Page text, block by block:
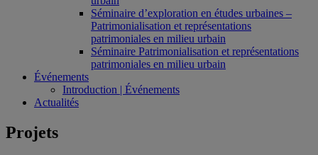
Séminaire d’exploration en études urbaines –
Patrimonialisation et représentations
patrimoniales en milieu urbain
Séminaire Patrimonialisation et représentations
patrimoniales en milieu urbain
Événements
Introduction | Événements
Actualités
Projets